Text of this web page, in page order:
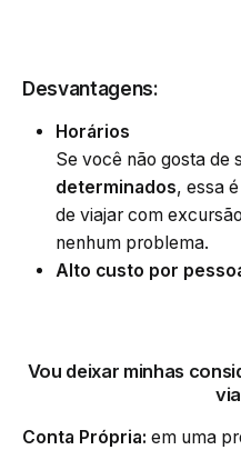
Desvantagens:
Horários
Se você não gosta de
determinados, essa
de viajar com
nenhum problema.
Alto custo por
Vou deixar minhas
Conta Própria: em uma